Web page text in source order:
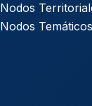
Nodos
Nodos Temáticos